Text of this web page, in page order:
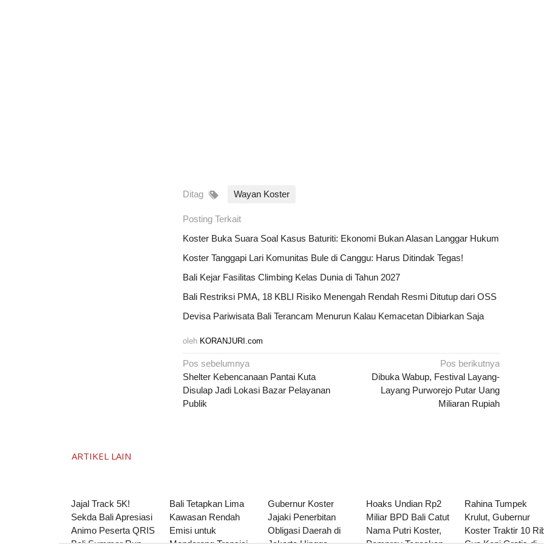
Ditag Wayan Koster
Posting Terkait
Koster Buka Suara Soal Kasus Baturiti: Ekonomi Bukan Alasan Langgar Hukum
Koster Tanggapi Lari Komunitas Bule di Canggu: Harus Ditindak Tegas!
Bali Kejar Fasilitas Climbing Kelas Dunia di Tahun 2027
Bali Restriksi PMA, 18 KBLI Risiko Menengah Rendah Resmi Ditutup dari OSS
Devisa Pariwisata Bali Terancam Menurun Kalau Kemacetan Dibiarkan Saja
oleh KORANJURI.com
Navigasi
pos
Pos sebelumnya
Shelter Kebencanaan Pantai Kuta
Disulap Jadi Lokasi Bazar Pelayanan
Publik
Pos berikutnya
Dibuka Wabup, Festival Layang-
Layang Purworejo Putar Uang
Miliaran Rupiah
ARTIKEL LAIN
Jajal Track 5K!
Sekda Bali Apresiasi
Animo Peserta QRIS
Bali Tetapkan Lima
Kawasan Rendah
Emisi untuk
Gubernur Koster
Jajaki Penerbitan
Obligasi Daerah di
Hoaks Undian Rp2
Miliar BPD Bali Catut
Nama Putri Koster,
Rahina Tumpek
Krulut, Gubernur
Koster Traktir 10